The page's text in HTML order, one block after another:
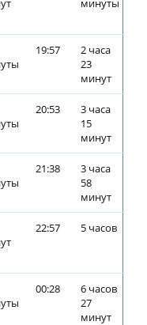
минуты
19:57
2 часа
23
минут
20:53
3 часа
15
минут
21:38
3 часа
58
минут
22:57 5 часов
00:28
6 часов
27
минут